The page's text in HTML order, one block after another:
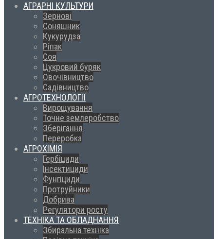
АГРАРНІ КУЛЬТУРИ
Зернові
Соняшник
Кукурудза
Ріпак
Соя
Цукровий буряк
Овочівництво
Садівництво
АГРОТЕХНОЛОГІЇ
Вирощування
Точне землеробство
Зберігання
Переробка
АГРОХІМІЯ
Гербіциди
Інсектициди
Фунгіциди
Протруйники
Добрива
Регулятори росту
ТЕХНІКА ТА ОБЛАДНАННЯ
Збиральна техніка